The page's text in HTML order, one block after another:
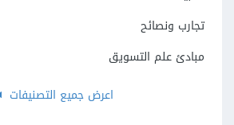
تجارب ونصائح
مبادئ علم التسويق
اعرض جميع التصنيفات